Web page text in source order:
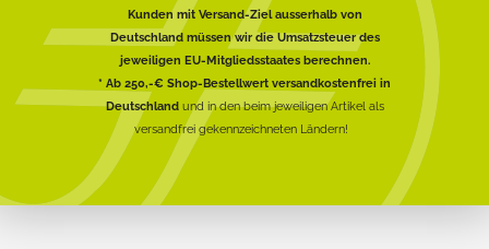
Kunden mit Versand-Ziel ausserhalb von
Deutschland müssen wir die Umsatzsteuer des
jeweiligen EU-Mitgliedsstaates berechnen.
* Ab 250,-€ Shop-Bestellwert versandkostenfrei in
Deutschlandund in den beim jeweiligen Artikel als
versandfrei gekennzeichneten Ländern!